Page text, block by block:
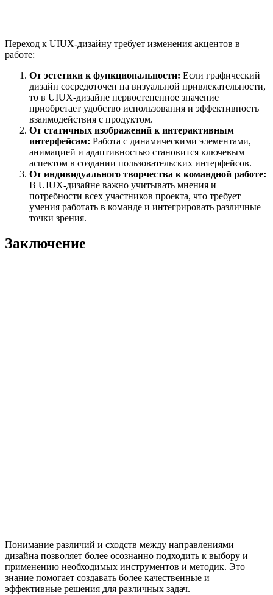
Переход к UIUX-дизайну требует изменения акцентов в
работе:
От эстетики к функциональности: Если графический
дизайн сосредоточен на визуальной привлекательности,
то в UIUX-дизайне первостепенное значение
приобретает удобство использования и эффективность
взаимодействия с продуктом.
От статичных изображений к интерактивным
интерфейсам: Работа с динамическими элементами,
анимацией и адаптивностью становится ключевым
аспектом в создании пользовательских интерфейсов.
От индивидуального творчества к командной работе:
В UIUX-дизайне важно учитывать мнения и
потребности всех участников проекта, что требует
умения работать в команде и интегрировать различные
точки зрения.
Заключение
Понимание различий и сходств между направлениями
дизайна позволяет более осознанно подходить к выбору и
применению необходимых инструментов и методик. Это
знание помогает создавать более качественные и
эффективные решения для различных задач.